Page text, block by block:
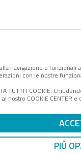
navigazione e
con le nostre
TUTTI I COOKIE.
nostro COOKIE
PIÙ